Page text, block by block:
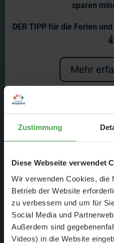
Zustimmung
Diese Webseite verwendet
Wir verwenden Cookies, die
Betrieb der Website
zu verbessern und um für
Social Media und
Außerdem sind
Videos) in die Website
Ab auf die
Aber was kann
Lawinengefahr zu
ist zu tun, wenn
eine Lawine löst?
"Mach ich nicht"
Einstellung.
sparen
DER TIPP für die Ferien
Mehr